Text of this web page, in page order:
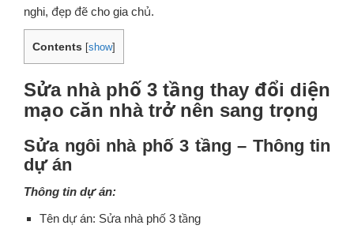
nghi, đẹp đẽ cho gia chủ.
Contents [show]
Sửa nhà phố 3 tầng thay đổi diện
mạo căn nhà trở nên sang trọng
Sửa ngôi nhà phố 3 tầng – Thông tin
dự án
Thông tin dự án:
Tên dự án: Sửa nhà phố 3 tầng